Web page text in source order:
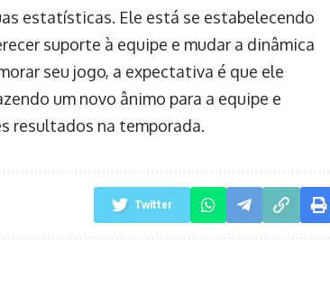
estatísticas. Ele está se estabelecendo
suporte à equipe e mudar a dinâmica
seu jogo, a expectativa é que ele
um novo ânimo para a equipe e
resultados na temporada.
Twitter